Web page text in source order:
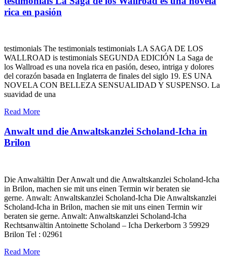
rica en pasión
testimonials The testimonials testimonials LA SAGA DE LOS
WALLROAD is testimonials SEGUNDA EDICIÓN La Saga de
los Wallroad es una novela rica en pasión, deseo, intriga y dolores
del corazón basada en Inglaterra de finales del siglo 19. ES UNA
NOVELA CON BELLEZA SENSUALIDAD Y SUSPENSO. La
suavidad de una
Read More
Anwalt und die Anwaltskanzlei Scholand-Icha in
Brilon
Die Anwaltältin Der Anwalt und die Anwaltskanzlei Scholand-Icha
in Brilon, machen sie mit uns einen Termin wir beraten sie
gerne. Anwalt: Anwaltskanzlei Scholand-Icha Die Anwaltskanzlei
Scholand-Icha in Brilon, machen sie mit uns einen Termin wir
beraten sie gerne. Anwalt: Anwaltskanzlei Scholand-Icha
Rechtsanwältin Antoinette Scholand – Icha Derkerborn 3 59929
Brilon Tel : 02961
Read More